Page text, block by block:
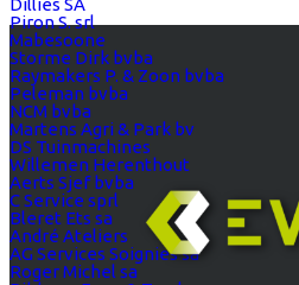
Piron S. srl
Mabesoone
Storme Dirk bvba
Raymakers P. & Zoon bvba
Peleman bvba
NCM bvba
Martens Agri & Park bv
DS Tuinmachines
Willemen Herenthout
Aerts Sjef bvba
C Service sprl
Bleret Ets sa
André Ateliers
AG Services Soignies sa
Roger Michel sa